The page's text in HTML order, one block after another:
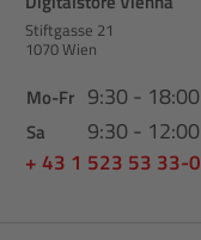
Stiftgasse 21
1070 Wien
Mo-Fr 9:30 - 18:00
Sa 9:30 - 12:00
+ 43 1 523 53 33-0